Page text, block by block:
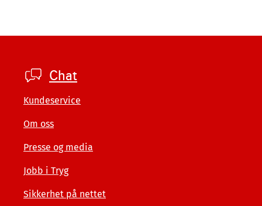
Footer
private
Chat
Kundeservice
Om oss
Presse og media
Jobb i Tryg
Sikkerhet på nettet